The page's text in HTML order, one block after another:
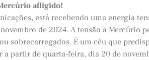
afligido!
está recebendo uma energia
de 2024. A tensão a Mercúrio
sobrecarregados. É um céu que
a partir de quarta-feira, dia 20 de